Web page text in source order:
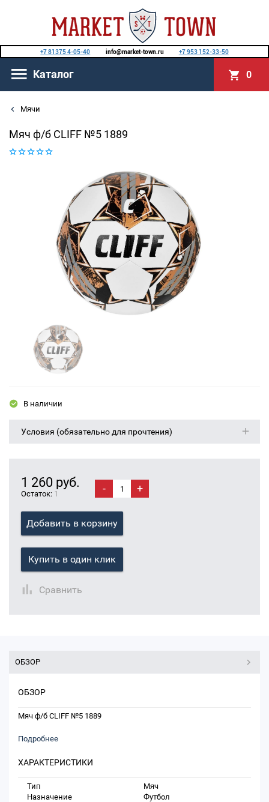
+7 81375 4-05-40 info@market-town.ru +7 953 152-33-50
Каталог 0
Мячи
Мяч ф/б CLIFF №5 1889
В наличии
Условия (обязательно для прочтения)
1 260 руб.
Остаток: 1 - +
Добавить в корзину
Купить в один клик
Сравнить
ОБЗОР
ОБЗОР
Мяч ф/б CLIFF №5 1889
Подробнее
ХАРАКТЕРИСТИКИ
Тип
Мяч
Назначение
Футбол